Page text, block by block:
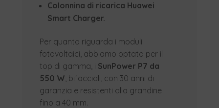
Colonnina di ricarica Huawei
Smart Charger.
Per quanto riguarda i moduli
fotovoltaici, abbiamo optato per il
top di gamma, i SunPower P7 da
550 W, bifacciali, con 30 anni di
garanzia e resistenti alla grandine
fino a 40 mm.